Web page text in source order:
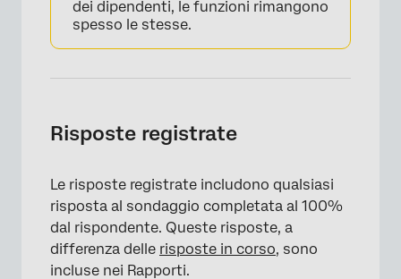
dei dipendenti, le funzioni rimangono
spesso le stesse.
Risposte registrate
Le risposte registrate includono qualsiasi
risposta al sondaggio completata al 100%
dal rispondente. Queste risposte, a
differenza delle risposte in corso, sono
incluse nei Rapporti.